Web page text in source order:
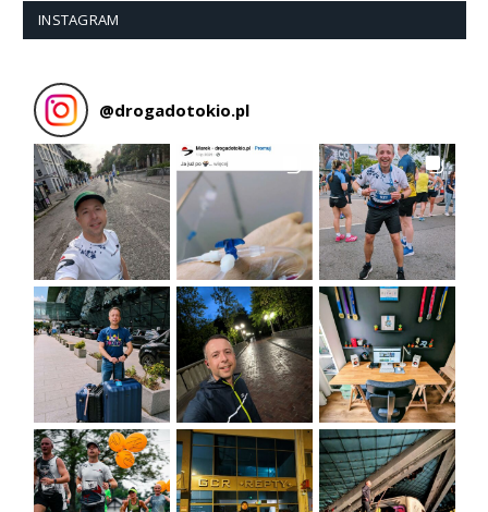
INSTAGRAM
@drogadotokio.pl